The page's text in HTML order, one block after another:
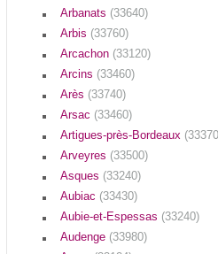
Arbanats (33640)
Arbis (33760)
Arcachon (33120)
Arcins (33460)
Arès (33740)
Arsac (33460)
Artigues-près-Bordeaux
Arveyres (33500)
Asques (33240)
Aubiac (33430)
Aubie-et-Espessas (33240)
Audenge (33980)